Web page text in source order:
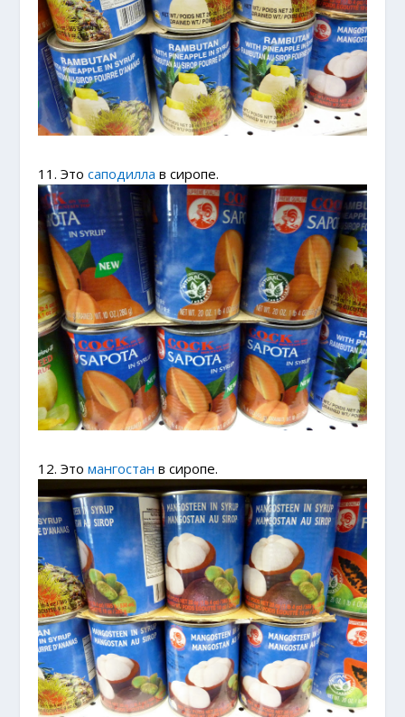
11. Этосаподилла в сиропе.
12. Этомангостан в сиропе.